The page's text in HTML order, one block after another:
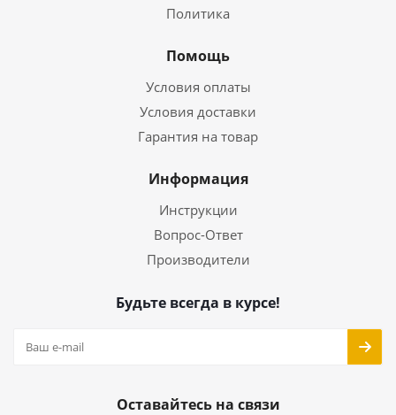
Политика
Помощь
Условия оплаты
Условия доставки
Гарантия на товар
Информация
Инструкции
Вопрос-Ответ
Производители
Будьте всегда в курсе!
Оставайтесь на связи